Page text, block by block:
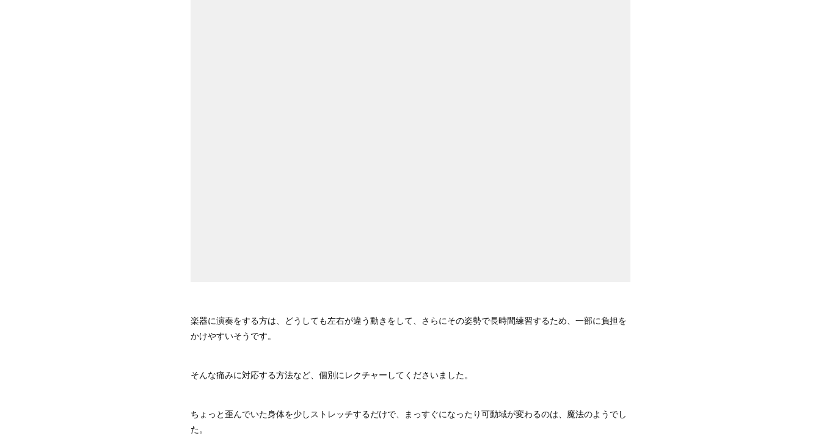
楽器に演奏をする方は、どうしても左右が違う動きをして、さらにその姿勢で長時間練習するため、一部に負担を
かけやすいそうです。
そんな痛みに対応する方法など、個別にレクチャーしてくださいました。
ちょっと歪んでいた身体を少しストレッチするだけで、まっすぐになったり可動域が変わるのは、魔法のようでし
た。